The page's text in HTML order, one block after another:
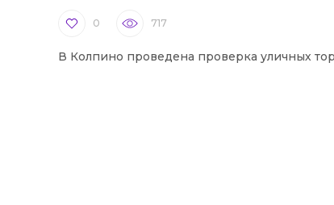
0 717
В Колпино проведена проверка уличных